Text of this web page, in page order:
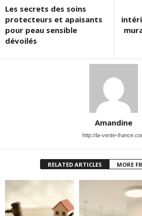
Les secrets des soins
protecteurs et apaisants
pour peau sensible
dévoilés
Amandine
http://la-verite-
RELATED ARTICLES MORE